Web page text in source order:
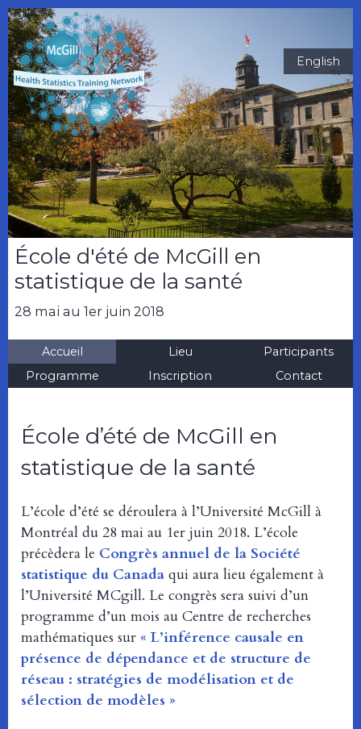
École d'été de McGill en
statistique de la santé
28 mai au 1er juin 2018
English
Accueil Lieu
Participants
Programme
Inscription Contact
École d’été de McGill en
statistique de la santé
L’école d’été se déroulera à l’Université McGill à
Montréal du 28 mai au 1er juin 2018. L’école
précèdera le Congrès annuel de la Société
statistique du Canada qui aura lieu également à
l’Université MCgill. Le congrès sera suivi d’un
programme d’un mois au Centre de recherches
mathématiques sur « L’inférence causale en
présence de dépendance et de structure de
réseau : stratégies de modélisation et de
sélection de modèles »